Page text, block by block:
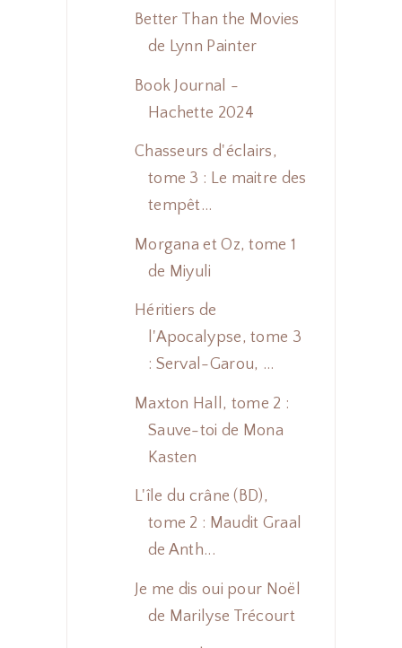
Better Than the Movies
de Lynn Painter
Book Journal -
Hachette 2024
Chasseurs d'éclairs,
tome 3 : Le maitre des
tempêt...
Morgana et Oz, tome 1
de Miyuli
Héritiers de
l'Apocalypse, tome 3
: Serval-Garou, ...
Maxton Hall, tome 2 :
Sauve-toi de Mona
Kasten
L'île du crâne (BD),
tome 2 : Maudit Graal
de Anth...
Je me dis oui pour Noël
de Marilyse Trécourt